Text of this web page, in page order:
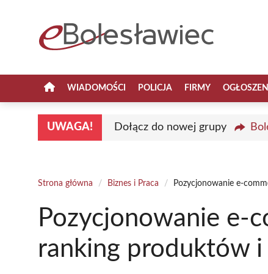
WIADOMOŚCI POLICJA FIRMY
UWAGA! Dołącz do nowej grupy
Strona główna / Biznes i Praca / Pozycjonowanie e-
Pozycjonowanie e-
ranking produktów i